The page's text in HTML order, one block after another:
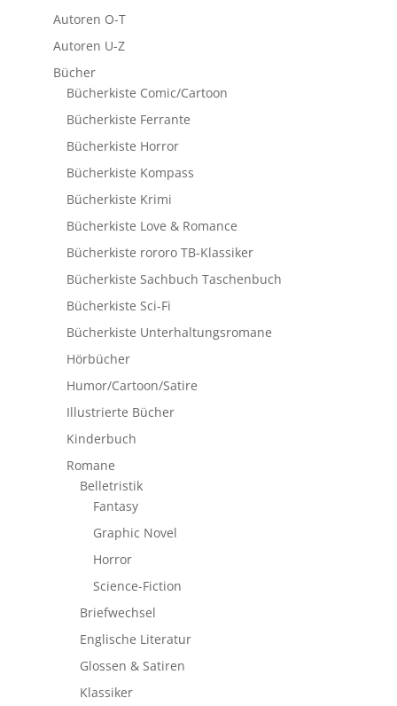
Autoren O-T
Autoren U-Z
Bücher
Bücherkiste Comic/Cartoon
Bücherkiste Ferrante
Bücherkiste Horror
Bücherkiste Kompass
Bücherkiste Krimi
Bücherkiste Love & Romance
Bücherkiste rororo TB-Klassiker
Bücherkiste Sachbuch Taschenbuch
Bücherkiste Sci-Fi
Bücherkiste Unterhaltungsromane
Hörbücher
Humor/Cartoon/Satire
Illustrierte Bücher
Kinderbuch
Romane
Belletristik
Fantasy
Graphic Novel
Horror
Science-Fiction
Briefwechsel
Englische Literatur
Glossen & Satiren
Klassiker